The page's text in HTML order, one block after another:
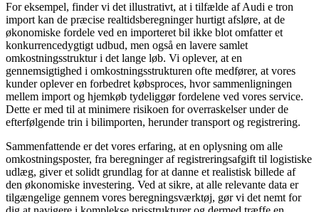
For eksempel, finder vi det illustrativt, at i tilfælde af Audi e tron
import kan de præcise realtidsberegninger hurtigt afsløre, at de
økonomiske fordele ved en importeret bil ikke blot omfatter et
konkurrencedygtigt udbud, men også en lavere samlet
omkostningsstruktur i det lange løb. Vi oplever, at en
gennemsigtighed i omkostningsstrukturen ofte medfører, at vores
kunder oplever en forbedret købsproces, hvor sammenligningen
mellem import og hjemkøb tydeliggør fordelene ved vores service.
Dette er med til at minimere risikoen for overraskelser under de
efterfølgende trin i bilimporten, herunder transport og registrering.
Sammenfattende er det vores erfaring, at en oplysning om alle
omkostningsposter, fra beregninger af registreringsafgift til logistiske
udlæg, giver et solidt grundlag for at danne et realistisk billede af
den økonomiske investering. Ved at sikre, at alle relevante data er
tilgængelige gennem vores beregningsværktøj, gør vi det nemt for